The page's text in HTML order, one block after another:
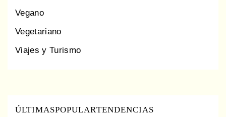
Vegano
Vegetariano
Viajes y Turismo
ÚLTIMASPOPULARTENDENCIAS